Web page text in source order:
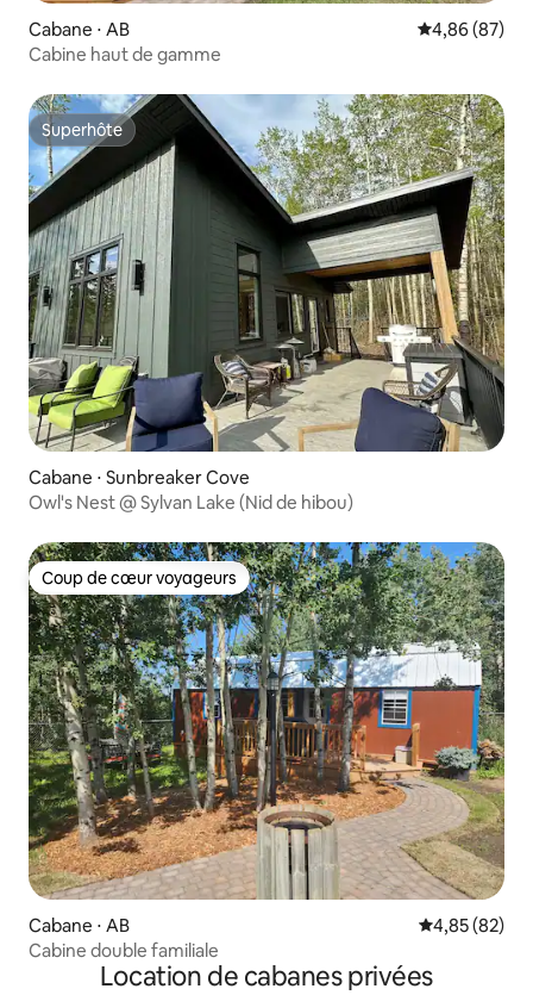
Cabane ⋅ AB Évaluation
4,86 (87)
Cabine haut de gamme
Superhôte
Superhôte
Cabane ⋅ Sunbreaker Cove
Owl's Nest @ Sylvan Lake (Nid de hibou)
Coup de cœur voyageurs
Coup de cœur voyageurs
Cabane ⋅ AB Évaluation
4,85 (82)
Cabine double familiale
Location de cabanes privées